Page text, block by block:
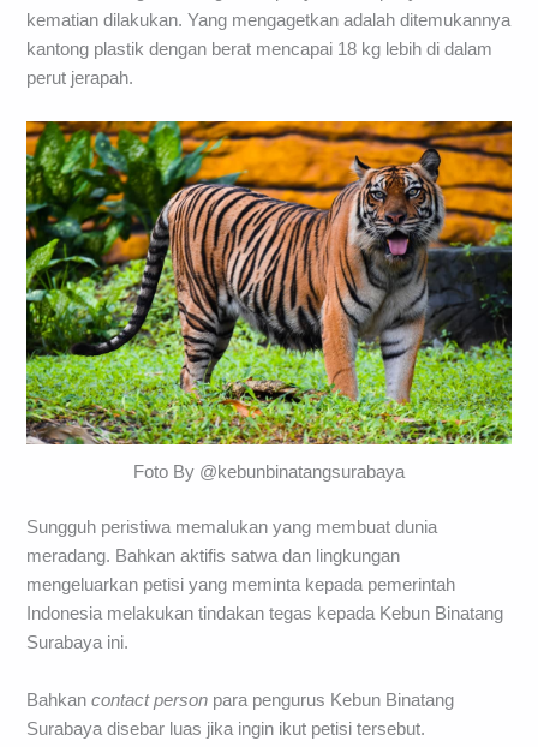
kematian dilakukan. Yang mengagetkan adalah ditemukannya
kantong plastik dengan berat mencapai 18 kg lebih di dalam
perut jerapah.
Foto By @kebunbinatangsurabaya
Sungguh peristiwa memalukan yang membuat dunia
meradang. Bahkan aktifis satwa dan lingkungan
mengeluarkan petisi yang meminta kepada pemerintah
Indonesia melakukan tindakan tegas kepada Kebun Binatang
Surabaya ini.
Bahkancontact person para pengurus Kebun Binatang
Surabaya disebar luas jika ingin ikut petisi tersebut.